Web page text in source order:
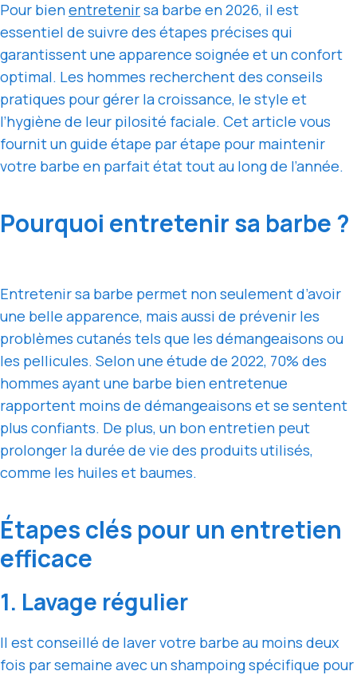
Pour bienentretenirsa barbe en 2026, il est
essentiel de suivre des étapes précises qui
garantissent une apparence soignée et un confort
optimal. Les hommes recherchent des conseils
pratiques pour gérer la croissance, le style et
l’hygiène de leur pilosité faciale. Cet article vous
fournit un guide étape par étape pour maintenir
votre barbe en parfait état tout au long de l’année.
Pourquoi entretenir sa barbe ?
Entretenir sa barbe permet non seulement d’avoir
une belle apparence, mais aussi de prévenir les
problèmes cutanés tels que les démangeaisons ou
les pellicules. Selon une étude de 2022, 70% des
hommes ayant une barbe bien entretenue
rapportent moins de démangeaisons et se sentent
plus confiants. De plus, un bon entretien peut
prolonger la durée de vie des produits utilisés,
comme les huiles et baumes.
Étapes clés pour un entretien
efficace
1. Lavage régulier
Il est conseillé de laver votre barbe au moins deux
fois par semaine avec un shampoing spécifique pour